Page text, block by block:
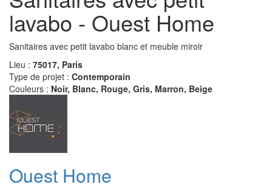
lavabo - Ouest Home
Sanitaires avec petit lavabo blanc et meuble miroir
Lieu : 75017, Paris
Type de projet : Contemporain
Couleurs : Noir, Blanc, Rouge, Gris, Marron, Beige
Ouest Home